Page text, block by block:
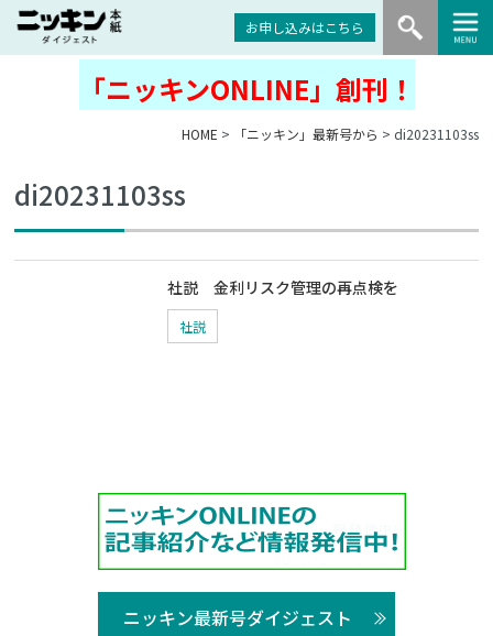
お申し込みはこちら
「ニッキンONLINE」創刊！
HOME > 「ニッキン」最新号から > di20231103ss
di20231103ss
社説 金利リスク管理の再点検を
社説
ニッキン最新号ダイジェスト